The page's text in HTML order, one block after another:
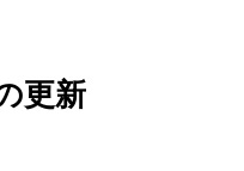
更新